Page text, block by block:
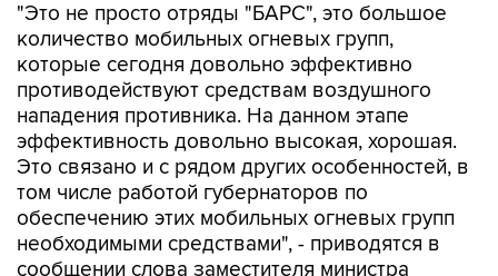
"Это не просто отряды "БАРС", это большое
количество мобильных огневых групп,
которые сегодня довольно эффективно
противодействуют средствам воздушного
нападения противника. На данном этапе
эффективность довольно высокая, хорошая.
Это связано и с рядом других особенностей, в
том числе работой губернаторов по
обеспечению этих мобильных огневых групп
необходимыми средствами", - приводятся в
сообщении слова заместителя министра